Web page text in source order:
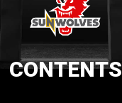
CONTENTS